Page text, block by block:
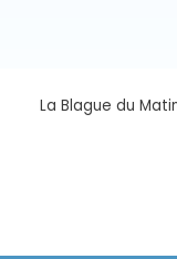
La Blague du